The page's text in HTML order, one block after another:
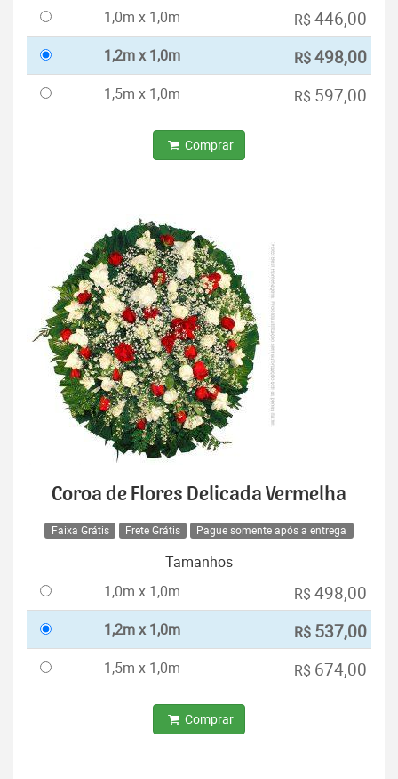
1,0m x 1,0m R$ 446,00
1,2m x 1,0m R$498,00
1,5m x 1,0m R$ 597,00
Comprar
Coroa de Flores Delicada Vermelha
Faixa Grátis Frete Grátis Pague somente após a entrega
Tamanhos
1,0m x 1,0m
R$ 498,00
1,2m x 1,0m R$ 537,00
1,5m x 1,0m R$ 674,00
Comprar